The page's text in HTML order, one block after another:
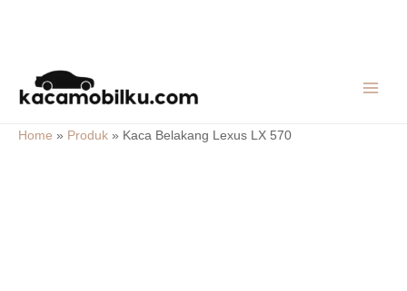
content
Home » Produk » Kaca Belakang Lexus LX 570